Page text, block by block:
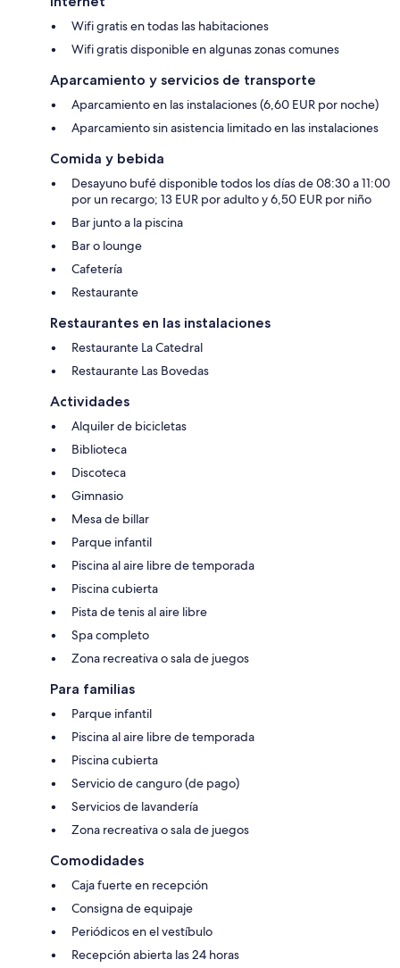
Wifi gratis en todas las habitaciones
Wifi gratis disponible en algunas zonas comunes
Aparcamiento y servicios de transporte
Aparcamiento en las instalaciones (6,60 EUR por noche)
Aparcamiento sin asistencia limitado en las instalaciones
Comida y bebida
Desayuno bufé disponible todos los días de 08:30 a 11:00
por un recargo; 13 EUR por adulto y 6,50 EUR por niño
Bar junto a la piscina
Bar o lounge
Cafetería
Restaurante
Restaurantes en las instalaciones
Restaurante La Catedral
Restaurante Las Bovedas
Actividades
Alquiler de bicicletas
Biblioteca
Discoteca
Gimnasio
Mesa de billar
Parque infantil
Piscina al aire libre de temporada
Piscina cubierta
Pista de tenis al aire libre
Spa completo
Zona recreativa o sala de juegos
Para familias
Parque infantil
Piscina al aire libre de temporada
Piscina cubierta
Servicio de canguro (de pago)
Servicios de lavandería
Zona recreativa o sala de juegos
Comodidades
Caja fuerte en recepción
Consigna de equipaje
Periódicos en el vestíbulo
Recepción abierta las 24 horas